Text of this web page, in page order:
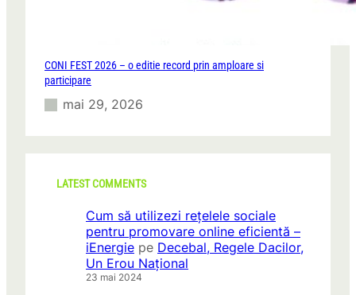
CONI FEST 2026 – o editie record prin amploare si
participare
mai 29, 2026
LATEST COMMENTS
Cum să utilizezi rețelele sociale
pentru promovare online eficientă –
iEnergie pe Decebal, Regele Dacilor,
Un Erou Național
23 mai 2024